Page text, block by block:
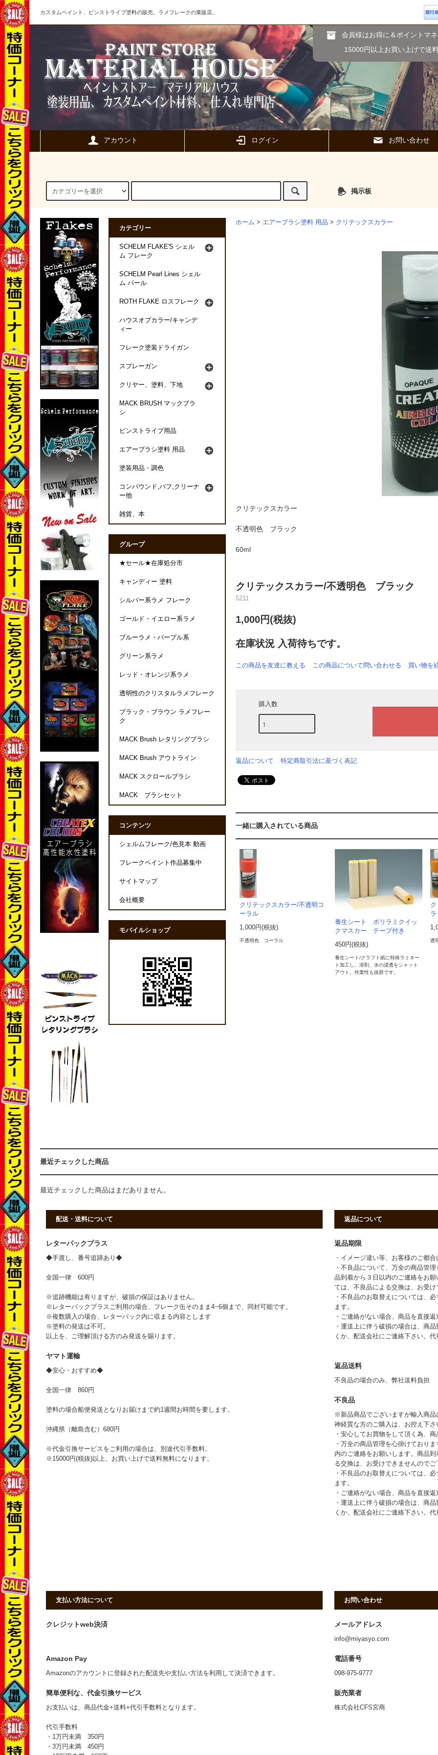
カスタムペイント、ピンストライプ塗料の販売。ラメフレークの業販店。
会員様はお得に＆ポイントマ
15000円以上お買い上げで送
アカウント ログイン お問い合わせ
掲示板
ホーム > エアーブラシ塗料 用品 > クリテックスカラー
クリテックスカラー
不透明色 ブラック
60ml
クリテックスカラー/不透明色 ブラック
5211
1,000円(税抜)
在庫状況 入荷待ちです。
この商品を友達に教える この商品について問い合わせる 買い物を
購入数
返品について 特定商取引法に基づく表記
一緒に購入されている商品
クリテックスカラー/不透明コ
ーラル
1,000円(税抜)
不透明色 コーラル
養生シート ポリラミクイッ
クマスカー テープ付き
450円(税抜)
養生シート/クラフト紙に特殊ラミネー
ト加工し、溶剤、水の浸透をシャット
アウト。作業性も抜群です。
ラ
透
カテゴリー
SCHELM FLAKE'S シェル
ム フレーク
SCHELM Pearl Lines シェル
ム パール
ROTH FLAKE ロスフレーク
ハウスオブカラー/キャンデ
ィー
フレーク塗装ドライガン
スプレーガン
クリヤー、塗料、下地
MACK BRUSH マックブラ
シ
ピンストライプ用品
エアーブラシ塗料 用品
塗装用品・調色
コンパウンド,バフ,クリーナ
ー他
雑貨、本
グループ
★セール★在庫処分市
キャンディー 塗料
シルバー系ラメ フレーク
ゴールド・イエロー系ラメ
ブルーラメ・パープル系
グリーン系ラメ
レッド・オレンジ系ラメ
透明性のクリスタルラメフレーク
ブラック・ブラウン ラメフレー
ク
MACK Brush レタリングブラシ
MACK Brush アウトライン
MACK スクロールブラシ
MACK ブラシセット
コンテンツ
シェルムフレーク/色見本 動画
フレークペイント作品募集中
サイトマップ
会社概要
モバイルショップ
最近チェックした商品
最近チェックした商品はまだありません。
配送・送料について
レターパックプラス
◆手渡し、番号追跡あり◆
全国一律 600円
※追跡機能は有りますが、破損の保証はありません。
※レターパックプラスご利用の場合、フレーク缶そのまま4~6個まで、同封可能です。
※複数購入の場合、レターパック内に収まる内容とします
※塗料の発送は不可。
以上を、ご理解頂ける方のみ発送を賜ります。
ヤマト運輸
◆安心・おすすめ◆
全国一律 860円
塗料の場合船便発送となりお届けまで約1週間お時間を要します。
沖縄県（離島含む）680円
※代金引換サービスをご利用の場合は、別途代引手数料。
※15000円(税抜)以上、お買い上げで送料無料になります。
返品について
返品期限
・イメージ違い等、お客様のご都
・不良品について、万全の商品管
品到着から３日以内のご連絡をお
ては、不良品による交換は、お受
・不良品のお取替えについては、
ます。
・ご連絡がない場合、商品を直接
・運送上に伴う破損の場合は、商
くか、配送会社にご連絡下さい。
返品送料
不良品の場合のみ、弊社送料負担
不良品
※新品商品でございますが輸入商
神経質な方のご購入は、お控え下さ
・安心してお買物をして頂く為、
・万全の商品管理を心掛けており
内のご連絡をお願いします。商品
る交換は、お受けできませんのでご
・不良品のお取替えについては、
ます。
・ご連絡がない場合、商品を直接
・運送上に伴う破損の場合は、商
くか、配送会社にご連絡下さい。
支払い方法について
クレジットweb決済
Amazon Pay
Amazonのアカウントに登録された配送先や支払い方法を利用して決済できます。
簡単便利な、代金引換サービス
お支払いは、商品代金+送料+代引手数料となります。
代引手数料
・1万円未満 350円
・3万円未満 450円
お問い合わせ
メールアドレス
info@miyasyo.com
電話番号
098-975-9777
販売業者
株式会社CFS宮商